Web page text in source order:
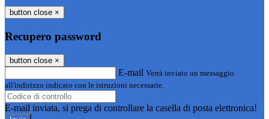
button close ×
Recupero password
button close ×
E-mail Verrà inviato un messaggio
all'indirizzo indicato con le istruzioni necessarie.
E-mail inviata, si prega di controllare la casella di posta elettronica!